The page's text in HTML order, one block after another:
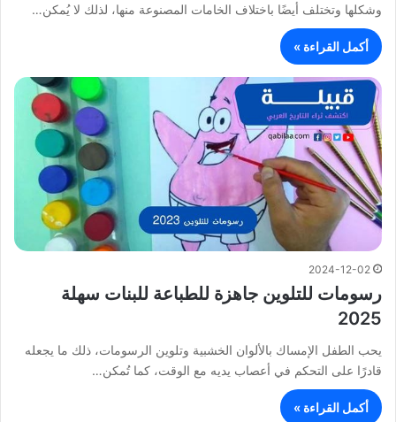
وشكلها وتختلف أيضًا باختلاف الخامات المصنوعة منها، لذلك لا يُمكن…
أكمل القراءة »
2024-12-02
رسومات للتلوين جاهزة للطباعة للبنات سهلة
2025
يحب الطفل الإمساك بالألوان الخشبية وتلوين الرسومات، ذلك ما يجعله
قادرًا على التحكم في أعصاب يديه مع الوقت، كما تُمكن…
أكمل القراءة »